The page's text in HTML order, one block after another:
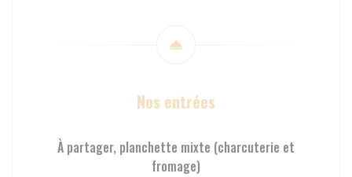
Nos entrées
À partager, planchette mixte (charcuterie et
fromage)